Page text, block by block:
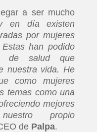
a ser mucho
en día existen
por mujeres
han podido
de salud que
nuestra vida. He
como mujeres
temas como una
mejores
propio
de Palpa.